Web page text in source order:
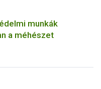
munkák
a méhészet